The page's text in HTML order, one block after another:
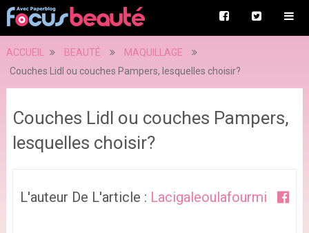
ACCUEIL BEAUTÉ
MAQUILLAGE
Couches Lidl ou couches Pampers, lesquelles choisir?
Couches Lidl ou couches Pampers,
lesquelles choisir?
L'auteur De L'article : Lacigaleoulafourmi